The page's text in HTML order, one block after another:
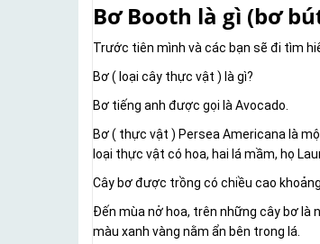
Bơ Booth là gì (bơ
Trước tiên mình và các bạn sẽ đi tìm
Bơ ( loại cây thực vật ) là gì?
Bơ tiếng anh được gọi là Avocado.
Bơ ( thực vật ) Persea Americana là
loại thực vật có hoa, hai lá mầm, họ
Cây bơ được trồng có chiều cao
Đến mùa nở hoa, trên những cây bơ là
màu xanh vàng nằm ẩn bên trong lá.